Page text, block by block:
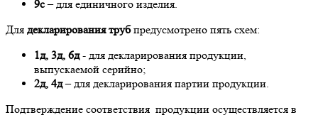
9с– для единичного изделия.
Для декларированиятрубпредусмотрено пять схем:
1д, 3д, 6д- для декларирования продукции,
выпускаемой серийно;
2д, 4д– для декларирования партии продукции.
Подтверждение соответствия продукции осуществляется в